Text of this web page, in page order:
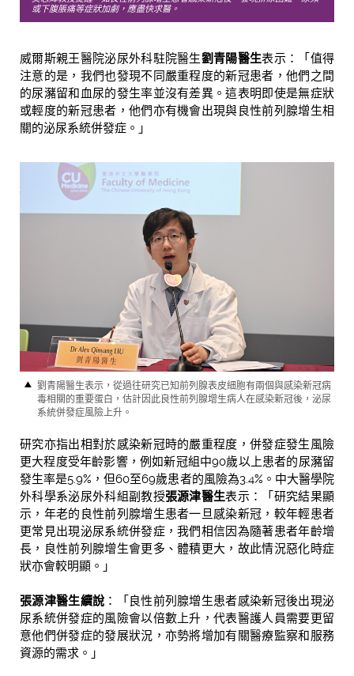
或下腹脹痛等症狀加劇，應盡快求醫。
威爾斯親王醫院泌尿外科駐院醫生劉青陽醫生表示：「值得
注意的是，我們也發現不同嚴重程度的新冠患者，他們之間
的尿瀦留和血尿的發生率並沒有差異。這表明即使是無症狀
或輕度的新冠患者，他們亦有機會出現與良性前列腺增生相
關的泌尿系統併發症。」
劉青陽醫生表示，從過往研究已知前列腺表皮細胞有兩個與感染新冠病
毒相關的重要蛋白，估計因此良性前列腺增生病人在感染新冠後，泌尿
系統併發症風險上升。
研究亦指出相對於感染新冠時的嚴重程度，併發症發生風險
更大程度受年齡影響，例如新冠組中90歲以上患者的尿瀦留
發生率是5.9%，但60至69歲患者的風險為3.4%。中大醫學院
外科學系泌尿外科組副教授張源津醫生表示：「研究結果顯
示，年老的良性前列腺增生患者一旦感染新冠，較年輕患者
更常見出現泌尿系統併發症，我們相信因為隨著患者年齡增
長，良性前列腺增生會更多、體積更大，故此情況惡化時症
狀亦會較明顯。」
張源津醫生續說 ：「良性前列腺增生患者感染新冠後出現泌
尿系統併發症的風險會以倍數上升，代表醫護人員需要更留
意他們併發症的發展狀況，亦勢將增加有關醫療監察和服務
資源的需求。」